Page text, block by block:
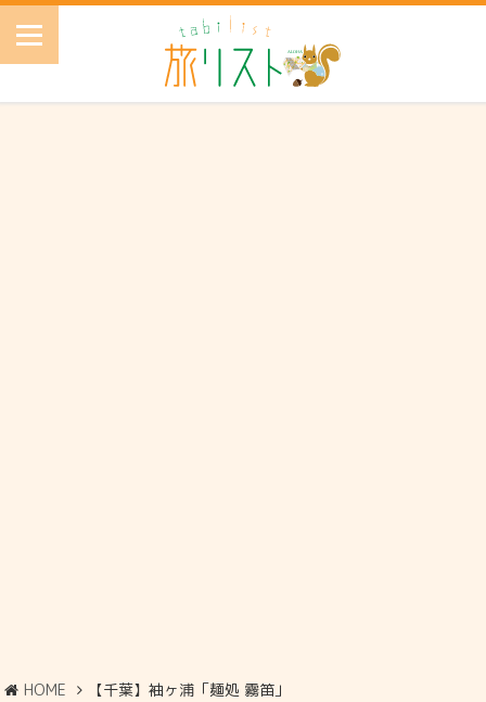
HOME 【千葉】袖ヶ浦「麺処 霧笛」